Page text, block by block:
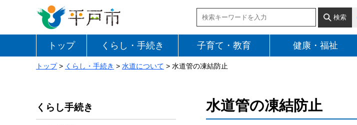
トップ くらし・手続き 子育て・教育 健康・福祉
トップ> くらし・手続き > 水道について > 水道管の凍結防止
くらし手続き 水道管の凍結防止